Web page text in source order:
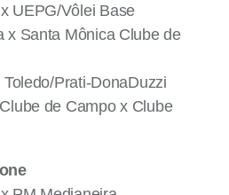
UEPG/Vôlei Base
x Santa Mônica Clube de
Prati-DonaDuzzi
de Campo x Clube